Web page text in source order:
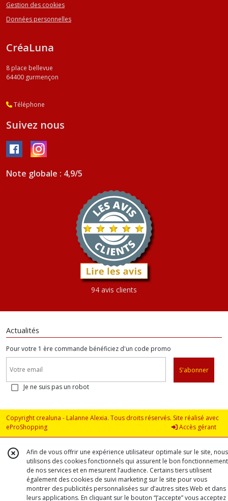
Gestion des cookies
Données personnelles
CréaLuna
8 place bellevue
64400 gurmençon
Téléphone
Suivez nous
Note globale : 4,9/5
94 avis clients
Actualités
Pour votre 1 ère commande bénéficiez d'un code promo
S'abonner
Je ne suis pas un robot
Copyright crealuna - Lalanne Alexia. Tous droits réservés. Site réalisé avec
eProShopping
Accès gérant
Afin de vous offrir une expérience utilisateur optimale sur le site, nous
utilisons des cookies fonctionnels qui assurent le bon fonctionnement
de nos services et en mesurent l’audience. Certains tiers utilisent
également des cookies de suivi marketing sur le site pour vous
montrer des publicités personnalisées sur d’autres sites Web et dans
leurs applications. En cliquant sur le bouton “J’accepte” vous acceptez